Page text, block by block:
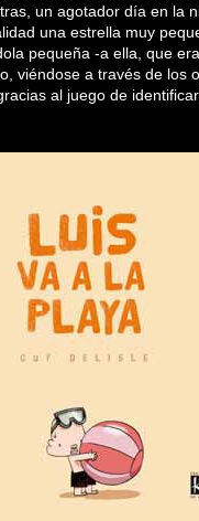
un agotador día en la
una estrella muy
pequeña -a ella, que
viéndose a través de los
al juego de